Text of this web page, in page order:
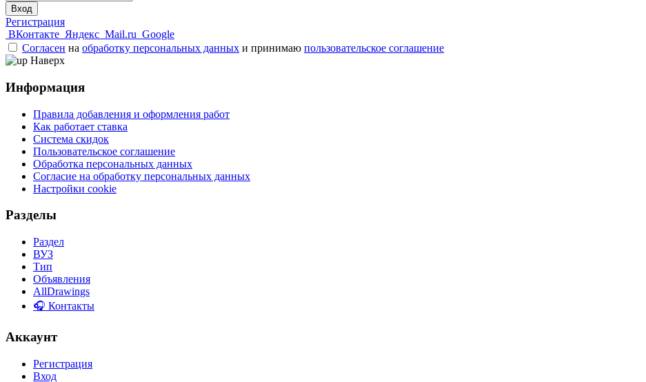
Вход
Регистрация
ВКонтакте Яндекс Mail.ru Google
Согласен на обработку персональных данных и принимаю пользовательское соглашение
Наверх
Информация
Правила добавления и оформления работ
Как работает ставка
Система скидок
Пользовательское соглашение
Обработка персональных данных
Согласие на обработку персональных данных
Настройки cookie
Разделы
Раздел
ВУЗ
Тип
Объявления
AllDrawings
🎧 Контакты
Аккаунт
Регистрация
Вход